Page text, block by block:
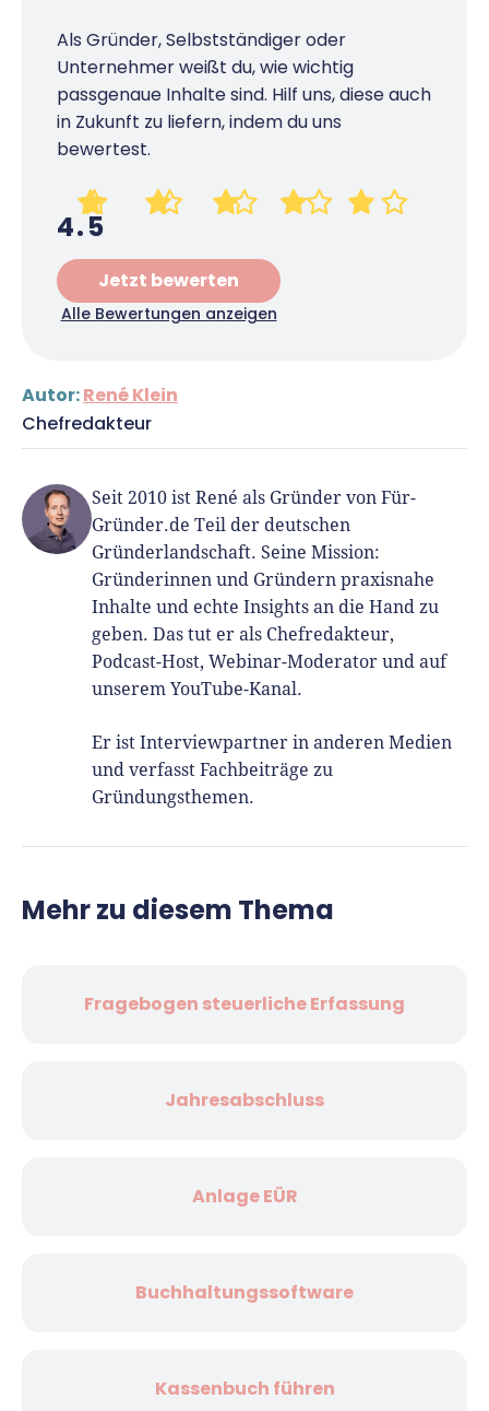
Als Gründer, Selbstständiger oder
Unternehmer weißt du, wie wichtig
passgenaue Inhalte sind. Hilf uns, diese auch
in Zukunft zu liefern, indem du uns
bewertest.
4.5
Jetzt bewerten
Alle Bewertungen anzeigen
Autor:René Klein
Chefredakteur
Seit 2010 ist René als Gründer von Für-
Gründer.de Teil der deutschen
Gründerlandschaft. Seine Mission:
Gründerinnen und Gründern praxisnahe
Inhalte und echte Insights an die Hand zu
geben. Das tut er als Chefredakteur,
Podcast-Host, Webinar-Moderator und auf
unserem YouTube-Kanal.
Er ist Interviewpartner in anderen Medien
und verfasst Fachbeiträge zu
Gründungsthemen.
Mehr zu diesem Thema
Fragebogen steuerliche Erfassung
Jahresabschluss
Anlage EÜR
Buchhaltungssoftware
Kassenbuch führen